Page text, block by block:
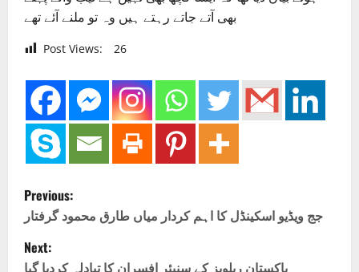
بھی آتے جاتے رہتے ہیں وہ تو ملنے آئے تھے
Post Views: 26
P
o
s
Previous:
جج ویڈیو اسکینڈل کا اہم کردار میاں طارق محمود گرفتار
Next:
پاکستان ریلویز کے سنیئر افسران کا تبادلہ کردیا گیا